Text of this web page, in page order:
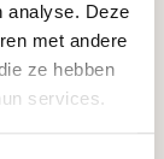
analyse. Deze
met andere
ze hebben
services.
en